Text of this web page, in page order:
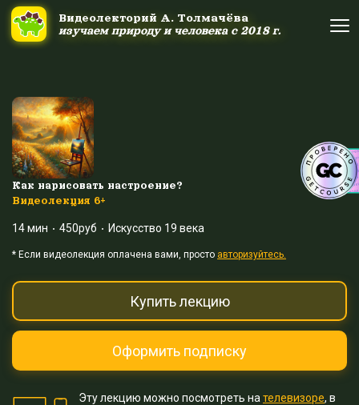
Ссылка на это место страницы: #uppage
Видеолекторий А. Толмачёва
изучаем природу и человека с 2018 г.
Научные шоу и путешествия
Акция дня
Выйти
Видеолекторий А. Толмачёва
изучаем природу и человека с 2018 г.
Научные шоу и путешествия
Акция дня
Войти
Как нарисовать настроение?
Видеолекция 6+
14 мин 450руб Искусство 19 века
* Eсли видеолекция оплачена вами, просто авторизуйтесь.
Купить лекцию
Оформить подписку
Эту лекцию можно посмотреть на телевизоре, в